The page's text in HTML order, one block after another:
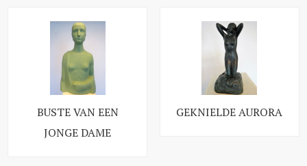
BUSTE VAN EEN
JONGE DAME
GEKNIELDE AURORA